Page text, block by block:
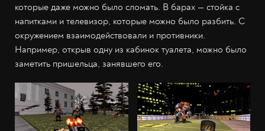
которые даже можно было сломать. В барах — стойка с
напитками и телевизор, которые можно было разбить. С
окружением взаимодействовали и противники.
Например, открыв одну из кабинок туалета, можно было
заметить пришельца, занявшего его.